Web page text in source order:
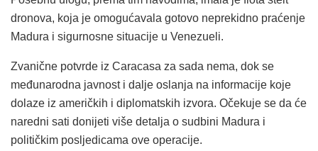
dronova, koja je omogućavala gotovo neprekidno praćenje
Madura i sigurnosne situacije u Venezueli.
Zvanične potvrde iz Caracasa za sada nema, dok se
međunarodna javnost i dalje oslanja na informacije koje
dolaze iz američkih i diplomatskih izvora. Očekuje se da će
naredni sati donijeti više detalja o sudbini Madura i
političkim posljedicama ove operacije.